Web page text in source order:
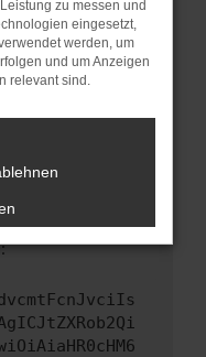
nur ein
auch dazu
nicht mehr
Schritte versucht
werden
Du kannst
uns bei der
zu messen und
eingesetzt,
werden, um
und um Anzeigen
relevant sind.